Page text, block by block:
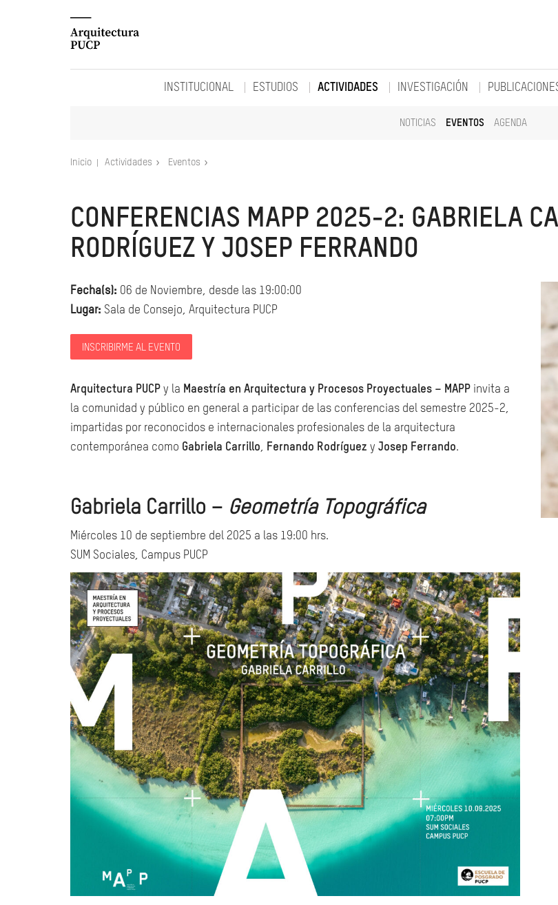
INSTITUCIONAL ESTUDIOS ACTIVIDADES
NOTICIAS EVENTOS AGENDA
INVESTIGACIÓN
Inicio Actividades Eventos
CONFERENCIAS MAPP 2025-2: GABRIELA
RODRÍGUEZ Y JOSEP FERRANDO
Fecha(s): 06 de Noviembre, desde las 19:00:00
Lugar: Sala de Consejo, Arquitectura PUCP
INSCRIBIRME AL EVENTO
Arquitectura PUCP y la Maestría en Arquitectura y Procesos Proyectuales – MAPP invita a
la comunidad y público en general a participar de las conferencias del semestre 2025-2,
impartidas por reconocidos e internacionales profesionales de la arquitectura
contemporánea como Gabriela Carrillo, Fernando Rodríguez y Josep Ferrando.
Gabriela Carrillo – Geometría Topográfica
Miércoles 10 de septiembre del 2025 a las 19:00 hrs.
SUM Sociales, Campus PUCP